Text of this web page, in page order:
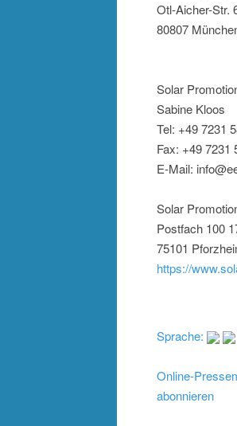
Otl-Aicher-Str.
80807
Solar
Sabine Kloos
Tel: +49 7231
Fax: +49 7231
E-Mail:
Solar
Postfach 100
75101
https://
Sprache:
Online-
abonnieren